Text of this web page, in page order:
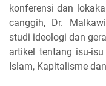
konferensi dan
canggih, Dr.
studi ideologi dan
artikel tentang isu-
Islam, Kapitalisme